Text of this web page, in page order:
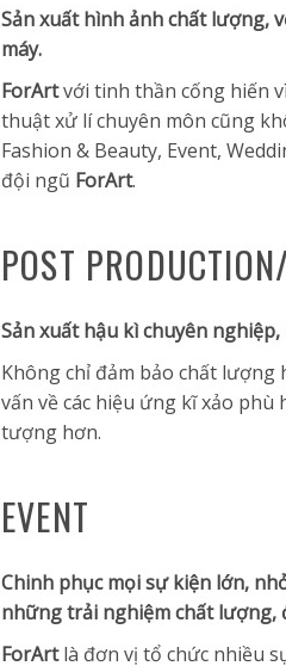
Sản xuất hình ảnh chất lượng,
máy.
ForArtvới tinh thần cống hiến
thuật xử lí chuyên môn cũng
Fashion & Beauty, Event,
đội ngũ ForArt.
POST
Sản xuất hậu kì chuyên
Không chỉ đảm bảo chất
vấn về các hiệu ứng kĩ xảo
tượng hơn.
EVENT
Chinh phục mọi sự kiện lớn,
những trải nghiệm chất lượng,
ForArtlà đơn vị tổ chức nhiều